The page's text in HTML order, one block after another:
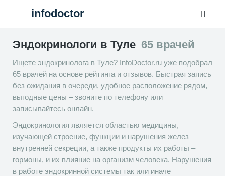
infodoctor
Эндокринологи в Туле 65 врачей
Ищете эндокринолога в Туле? InfoDoctor.ru уже подобрал
65 врачей на основе рейтинга и отзывов. Быстрая запись
без ожидания в очереди, удобное расположение рядом,
выгодные цены – звоните по телефону или
записывайтесь онлайн.
Эндокринология является областью медицины,
изучающей строение, функции и нарушения желез
внутренней секреции, а также продукты их работы –
гормоны, и их влияние на организм человека. Нарушения
в работе эндокринной системы так или иначе
еще 1 клиника
еще 1 клиника
еще 1 клиника
еще 1 клиника
еще 1 клиника
еще 1 клиника
еще 1 клиника